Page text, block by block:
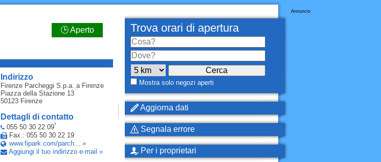
🕒 Aperto
Indirizzo
Firenze Parcheggi S.p.a. a Firenze
Piazza della Stazione 13
50123 Firenze
Dettagli di contatto
055 50 30 22 09*
Fax.: 055 50 30 22 19
www.fipark.com/parch... »
Aggiungi il tuo indirizzo e-mail »
Annuncio
Trova orari di apertura
Mostra solo negozi aperti
Aggiorna dati
Segnala errore
Per i proprietari